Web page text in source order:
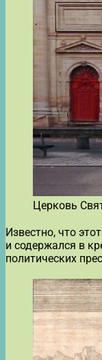
Церковь
Известно, что
и содержался в
политических